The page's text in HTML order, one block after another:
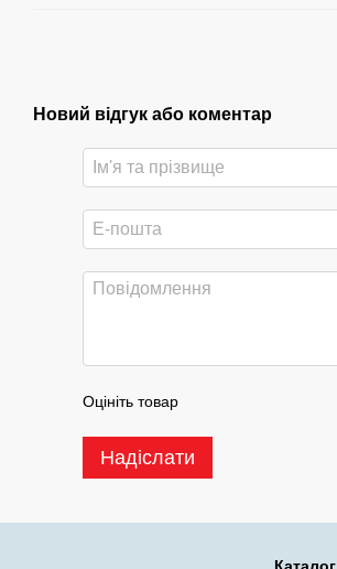
Новий відгук або коментар
Оцініть товар
Надіслати